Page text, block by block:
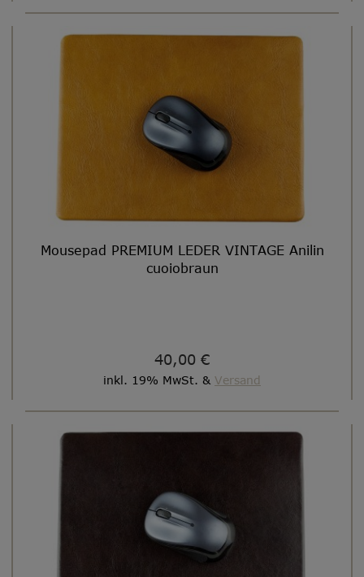
Mousepad PREMIUM LEDER VINTAGE Anilin
cuoiobraun
40,00 €
inkl. 19% MwSt. & Versand